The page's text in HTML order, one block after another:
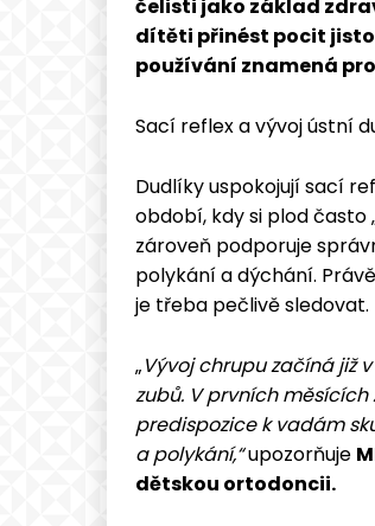
čelisti jako základ
dítěti přinést pocit
používání znamená
Sací reflex a vývoj ústní
Dudlíky uspokojují sací
období, kdy si plod
zároveň podporuje
polykání a dýchání.
je třeba pečlivě sledovat.
„Vývoj chrupu začíná již
zubů. V prvních
predispozice k vadám
a polykání,“upozorňuje
dětskou ortodoncii.